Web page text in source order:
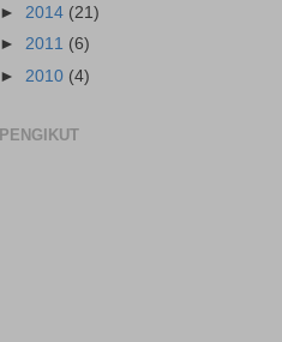
► 2014 (21)
► 2011 (6)
► 2010 (4)
PENGIKUT